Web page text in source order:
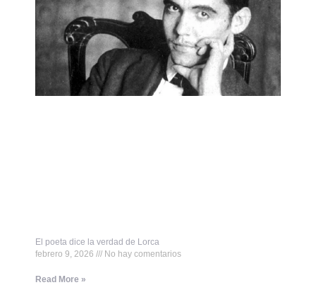
El poeta dice la verdad de Lorca
febrero 9, 2026
No hay comentarios
Read More »